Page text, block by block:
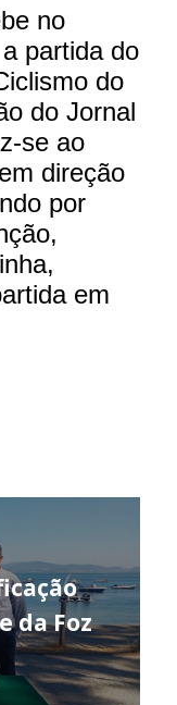
no
partida do
do
do Jornal
se ao
direção
por
em
da Foz